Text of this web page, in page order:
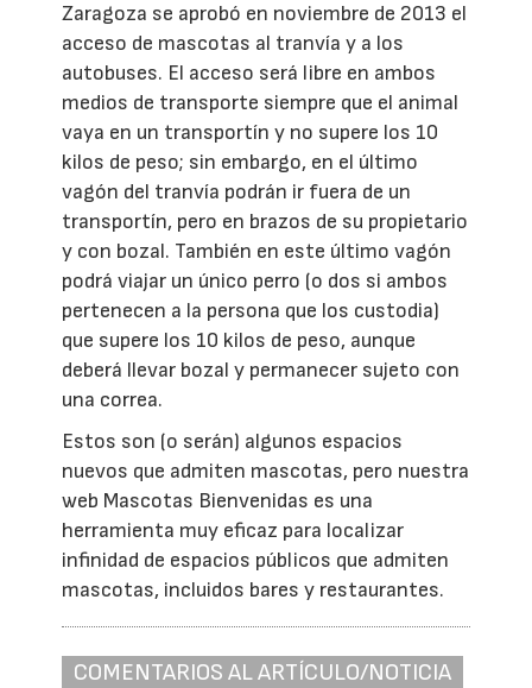
Zaragoza se aprobó en noviembre de 2013 el
acceso de mascotas al tranvía y a los
autobuses. El acceso será libre en ambos
medios de transporte siempre que el animal
vaya en un transportín y no supere los 10
kilos de peso; sin embargo, en el último
vagón del tranvía podrán ir fuera de un
transportín, pero en brazos de su propietario
y con bozal. También en este último vagón
podrá viajar un único perro (o dos si ambos
pertenecen a la persona que los custodia)
que supere los 10 kilos de peso, aunque
deberá llevar bozal y permanecer sujeto con
una correa.
Estos son (o serán) algunos espacios
nuevos que admiten mascotas, pero nuestra
web Mascotas Bienvenidas es una
herramienta muy eficaz para localizar
infinidad de espacios públicos que admiten
mascotas, incluidos bares y restaurantes.
COMENTARIOS AL ARTÍCULO/NOTICIA